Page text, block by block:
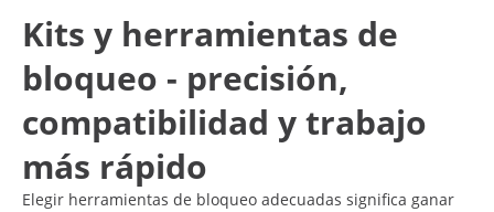
Kits y herramientas de
bloqueo - precisión,
compatibilidad y trabajo
más rápido
Elegir herramientas de bloqueo adecuadas significa ganar